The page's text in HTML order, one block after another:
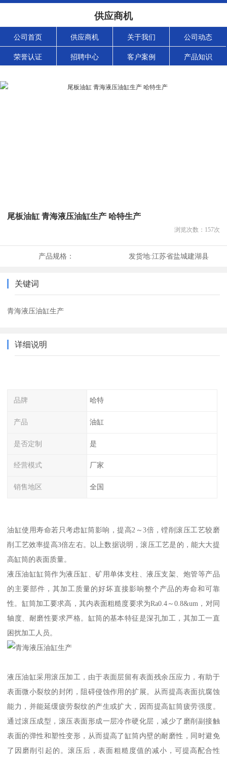
供应商机
公司首页 供应商机 关于我们 公司动态
荣誉认证 招聘中心 客户案例 产品知识
尾板油缸 青海液压油缸生产 哈特生产
浏览次数： 157次
产品规格： 发货地:江苏省盐城建湖县
关键词
青海液压油缸生产
详细说明
品牌 哈特
产品 油缸
是否定制 是
经营模式 厂家
销售地区 全国
油缸使用寿命若只考虑缸筒影响，提高2～3倍，镗削滚压工艺较磨
削工艺效率提高3倍左右。以上数据说明，滚压工艺是的，能大大提
高缸筒的表面质量。
液压油缸缸筒作为液压缸、矿用单体支柱、液压支架、炮管等产品
的主要部件，其加工质量的好坏直接影响整个产品的寿命和可靠
性。缸筒加工要求高，其内表面粗糙度要求为Ra0.4～0.8&um，对同
轴度、耐磨性要求严格。缸筒的基本特征是深孔加工，其加工一直
困扰加工人员。
液压油缸采用滚压加工，由于表面层留有表面残余压应力，有助于
表面微小裂纹的封闭，阻碍侵蚀作用的扩展。从而提高表面抗腐蚀
能力，并能延缓疲劳裂纹的产生或扩大，因而提高缸筒疲劳强度。
通过滚压成型，滚压表面形成一层冷作硬化层，减少了磨削副接触
表面的弹性和塑性变形，从而提高了缸筒内壁的耐磨性，同时避免
了因磨削引起的。滚压后，表面粗糙度值的减小，可提高配合性